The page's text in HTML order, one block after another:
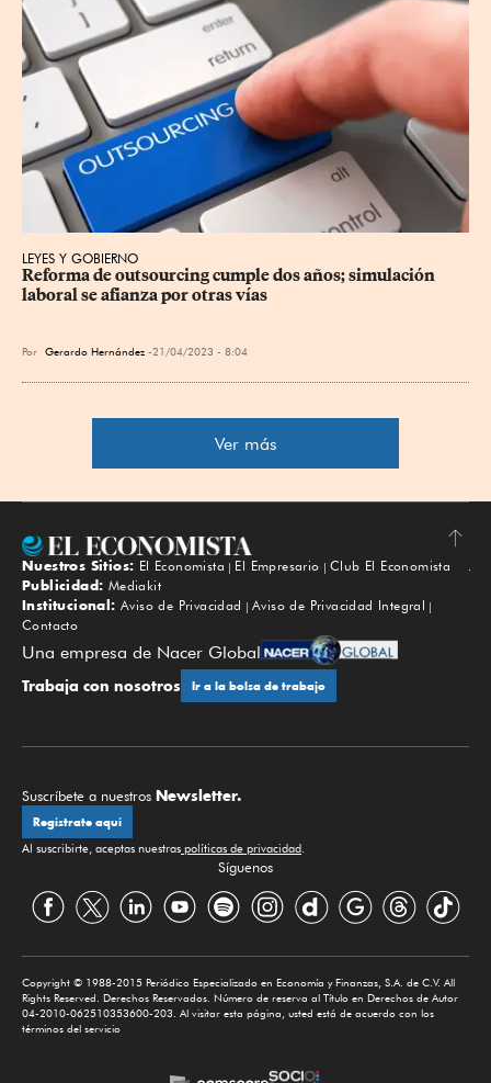
LEYES Y GOBIERNO
Reforma de outsourcing cumple dos años; simulación
laboral se afianza por otras vías
Por Gerardo Hernández 21/04/2023 - 8:04
Ver más
Subir
Nuestros Sitios: El Economista El Empresario
Club El Economista
Publicidad: Mediakit
Institucional: Aviso de Privacidad
Aviso de Privacidad Integral
Contacto
Una empresa de Nacer Global
Trabaja con nosotros Ir a la bolsa de trabajo
Suscríbete a nuestros Newsletter.
Regístrate aquí
Al suscribirte, aceptas nuestras políticas de privacidad.
Síguenos
Copyright © 1988-2015 Periódico Especializado en Economía y Finanzas, S.A. de C.V. All
Rights Reserved. Derechos Reservados. Número de reserva al Título en Derechos de Autor
04-2010-062510353600-203. Al visitar esta página, usted está de acuerdo con los
términos del servicio